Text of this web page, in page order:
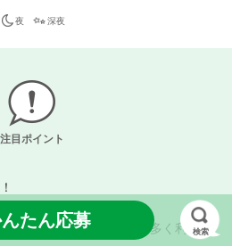
夜 深夜
注目ポイント
客様が多く利用し
セなどの行楽のお客様が多く利用す
たん応募
検索